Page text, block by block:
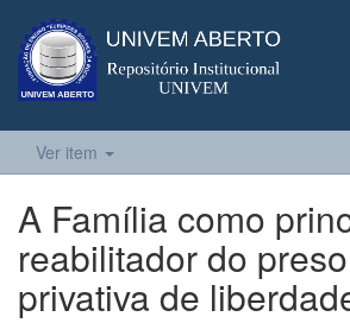
Ver item
A Família como
reabilitador do
privativa de